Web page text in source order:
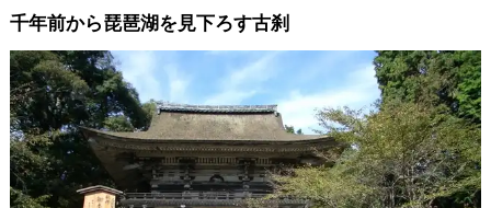
千年前から琵琶湖を見下ろす古刹